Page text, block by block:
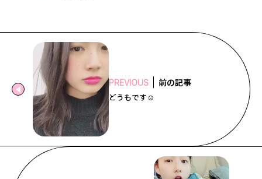
PREVIOUS 前の記事
どうもです︎☺️︎